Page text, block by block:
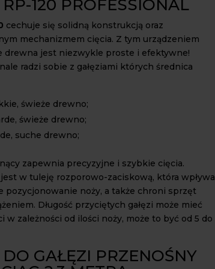
120 PROFESSIONAL
cechuje się solidną konstrukcją oraz
mechanizmem cięcia. Z tym urządzeniem
drewna jest niezwykle proste i efektywne!
radzi sobie z gałęziami których średnica
świeże drewno;
świeże drewno;
suche drewno;
zapewnia precyzyjne i szybkie cięcia.
w tuleję rozporowo-zaciskową, która wpływa
pozycjonowanie noży, a także chroni sprzęt
Długość przyciętych gałęzi może mieć
w zależności od ilości noży, może to być od 5 do
GAŁĘZI PRZENOŚNY